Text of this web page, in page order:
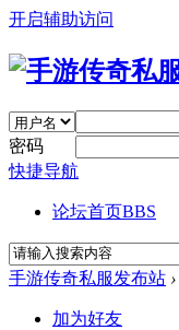
开启辅助访问
密码
快捷导航
论坛首页BBS
手游传奇私服发布站 ›
加为好友